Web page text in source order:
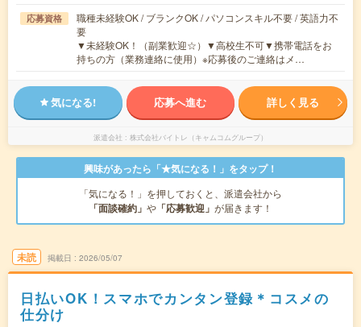
応募資格
職種未経験OK / ブランクOK / パソコンスキル不要 / 英語力不
要
▼未経験OK！（副業歓迎☆）▼高校生不可▼携帯電話をお
持ちの方（業務連絡に使用）※応募後のご連絡はメ…
気になる! 応募へ進む 詳しく見る
派遣会社 株式会社バイトレ（キャムコムグループ）
興味があったら「★気になる！」をタップ！
「気になる！」を押しておくと、派遣会社から
「面談確約」 や 「応募歓迎」 が届きます！
未読 掲載日 2026/05/07
日払いOK！スマホでカンタン登録＊コスメの
仕分け